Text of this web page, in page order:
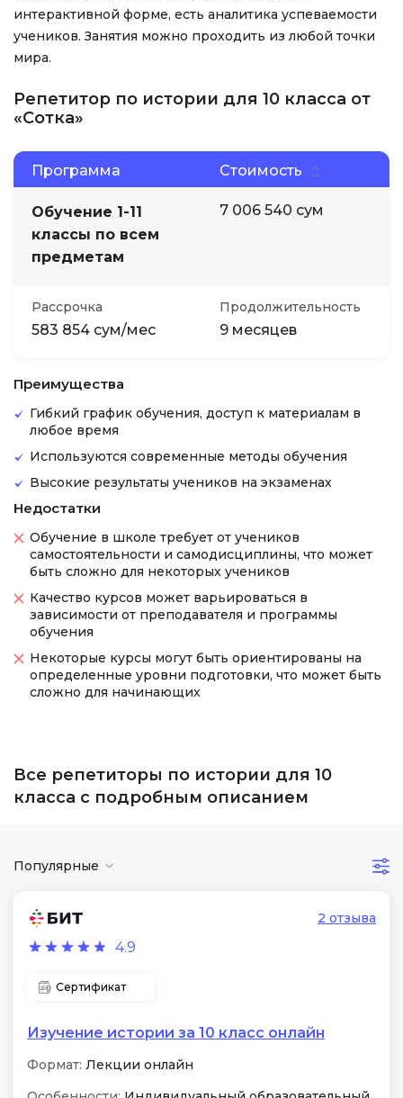
интерактивной форме, есть аналитика успеваемости
учеников. Занятия можно проходить из любой точки
мира.
Репетитор по истории для 10 класса от
«Сотка»
Программа Стоимость
Обучение 1-11
классы по всем
предметам
7 006 540 сум
Рассрочка
583 854 сум/мес
Продолжительность
9 месяцев
Преимущества
Гибкий график обучения, доступ к материалам в
любое время
Используются современные методы обучения
Высокие результаты учеников на экзаменах
Недостатки
Обучение в школе требует от учеников
самостоятельности и самодисциплины, что может
быть сложно для некоторых учеников
Качество курсов может варьироваться в
зависимости от преподавателя и программы
обучения
Некоторые курсы могут быть ориентированы на
определенные уровни подготовки, что может быть
сложно для начинающих
Все репетиторы по истории для 10
класса с подробным описанием
Популярные
4.9
2 отзыва
Сертификат
Изучение истории за 10 класс онлайн
Формат: Лекции онлайн